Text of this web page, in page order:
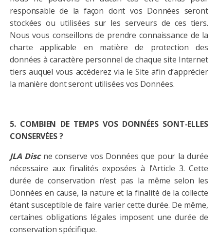
responsable de la façon dont vos Données seront
stockées ou utilisées sur les serveurs de ces tiers.
Nous vous conseillons de prendre connaissance de la
charte applicable en matière de protection des
données à caractère personnel de chaque site Internet
tiers auquel vous accéderez via le Site afin d’apprécier
la manière dont seront utilisées vos Données.
5. COMBIEN DE TEMPS VOS DONNÉES SONT-ELLES
CONSERVÉES ?
JLA Discne conserve vos Données que pour la durée
nécessaire aux finalités exposées à l’Article 3. Cette
durée de conservation n’est pas la même selon les
Données en cause, la nature et la finalité de la collecte
étant susceptible de faire varier cette durée. De même,
certaines obligations légales imposent une durée de
conservation spécifique.